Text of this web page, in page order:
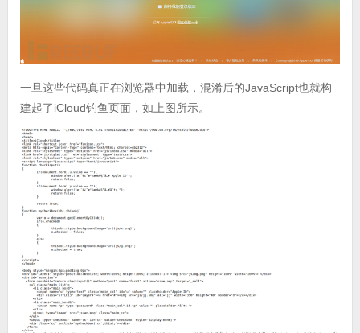
一旦这些代码真正在浏览器中加载，混淆后的JavaScript也就构
建起了iCloud钓鱼页面，如上图所示。